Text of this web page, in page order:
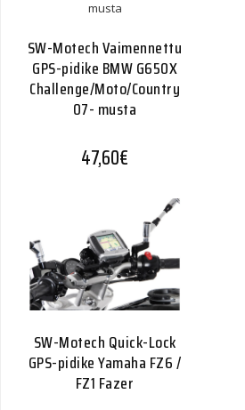
SW-Motech Vaimennettu
GPS-pidike BMW G650X
Challenge/Moto/Country
07- musta
47,60€
SW-Motech Quick-Lock
GPS-pidike Yamaha FZ6 /
FZ1 Fazer